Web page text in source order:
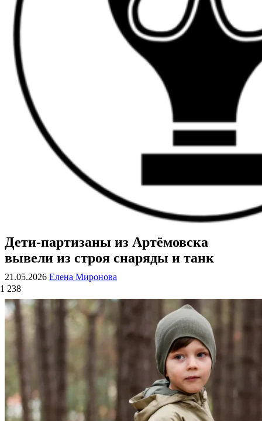
ВОЕННЫЕ СТРАНИЦЫ
СТАТЬИ ВОЕННОЙ ТЕМАТИКИ
Дети-партизаны из Артёмовска
вывели из строя снаряды и танк
21.05.2026 Елена Миронова
1 238